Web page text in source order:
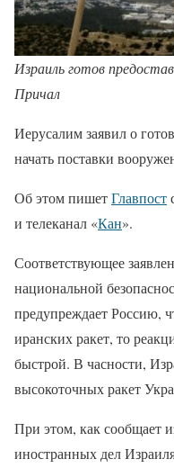
Израиль готов
Причал
Иерусалим заявил о
начать поставки
Об этом пишетГлавпост
и телеканал «Кан».
Соответствующее
национальной
предупреждает Россию,
иранских ракет, то
быстрой. В часности,
высокоточных ракет
При этом, как сообщает
иностранных дел